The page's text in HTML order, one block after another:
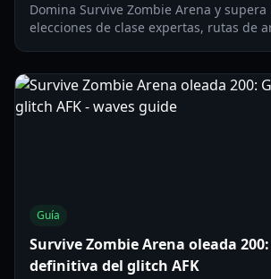
Domina Survive Zombie Arena y supera
elecciones de clase expertas, rutas de
Guía
Survive Zombie Arena oleada
definitiva del glitch AFK